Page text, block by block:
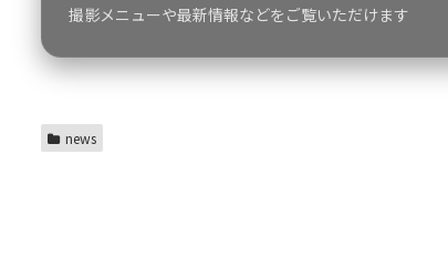
撮影メニューや最新情報などをご覧いただけます
news